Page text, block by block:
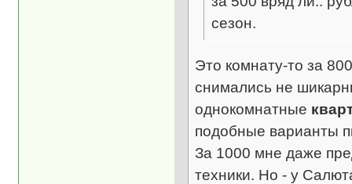
сезон.
Это комнату-то за
снимались не
однокомнатные
подобные варианты
За 1000 мне даже
техники. Но - у